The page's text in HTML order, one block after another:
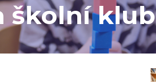
školní klub